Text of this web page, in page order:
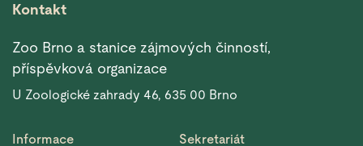
Kontakt
Zoo Brno a stanice zájmových činností,
příspěvková organizace
U Zoologické zahrady 46, 635 00 Brno
Informace Sekretariát